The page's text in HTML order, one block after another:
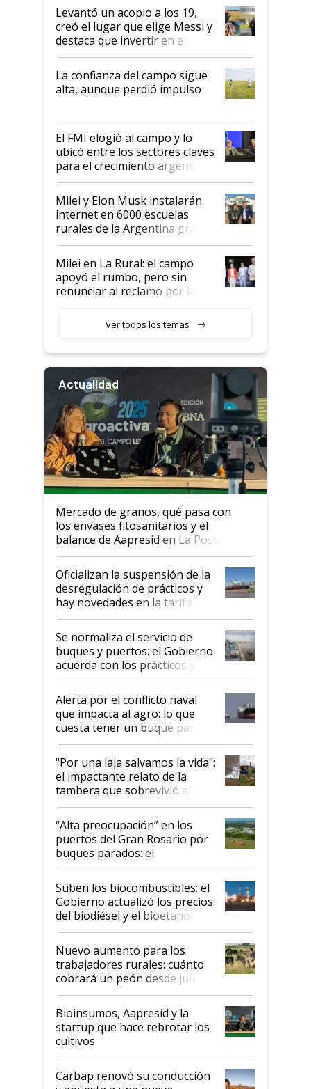
Levantó un acopio a los 19,
creó el lugar que elige Messi y
destaca que invertir en el
kirchnerismo era como "darle
plata a un hijo para droga":
Juan Félix Rossetti, el libertario
que de una dura crisis salió
de Milei
La confianza del campo sigue
alta, aunque perdió impulso
El FMI elogió al campo y lo
ubicó entre los sectores claves
para el crecimiento argentino
Milei y Elon Musk instalarán
internet en 6000 escuelas
rurales de la Argentina gracias
a un acuerdo con Starlink
Milei en La Rural: el campo
apoyó el rumbo, pero sin
renunciar al reclamo por las
Ver todos los temas
Actualidad
Mercado de granos, qué pasa con
los envases fitosanitarios y el
balance de Aapresid en La Posta
Oficializan la suspensión de la
desregulación de prácticos y
hay novedades en la tarifa de
la hidrovía
Se normaliza el servicio de
buques y puertos: el Gobierno
acuerda con los prácticos y
suspende el decreto de
desregulación
Alerta por el conflicto naval
que impacta al agro: lo que
cuesta tener un buque parado
y el peligro de que Argentina
pase a ser "país sucio"
"Por una laja salvamos la vida":
el impactante relato de la
tambera que sobrevivió al
tornado
“Alta preocupación” en los
puertos del Gran Rosario por
buques parados: el
funcionamiento de las
exportadoras en tensión tras
la medida de fuerza de los
prácticos
Suben los biocombustibles: el
Gobierno actualizó los precios
del biodiésel y el bioetanol
Nuevo aumento para los
trabajadores rurales: cuánto
cobrará un peón desde julio
Bioinsumos, Aapresid y la
startup que hace rebrotar los
cultivos
Carbap renovó su conducción